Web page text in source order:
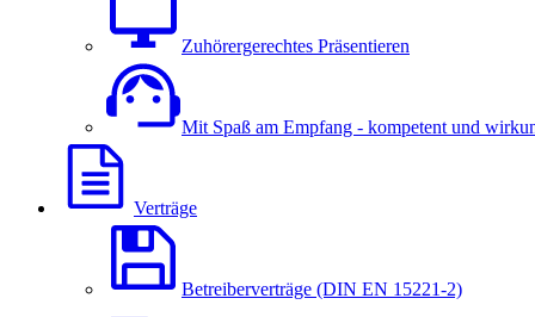
Zuhörergerechtes Präsentieren
Mit Spaß am Empfang - kompetent und
Verträge
Betreiberverträge (DIN EN 15221-2)